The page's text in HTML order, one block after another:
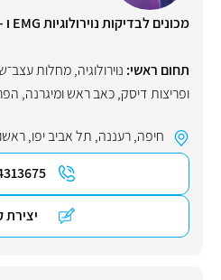
מכונים לבדיקות נוירולוגיות EMG ו – EEG
תחום ראשי: נוירולוגיה,מחלות
ופריצות דיסק,כאב ראש ומיגרנה,
חיפה,רעננה, תל אביב יפו,